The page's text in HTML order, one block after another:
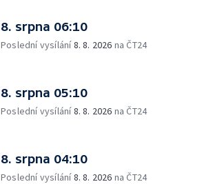
8. srpna 06:10
Poslední vysílání8. 8. 2026 na ČT24
8. srpna 05:10
Poslední vysílání8. 8. 2026 na ČT24
8. srpna 04:10
Poslední vysílání8. 8. 2026 na ČT24